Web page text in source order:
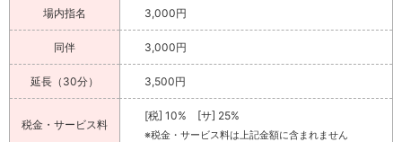
場内指名 3,000円
同伴 3,000円
延長（30分） 3,500円
税金・サービス料
[税] 10% [サ] 25%
※税金・サービス料は上記金額に含まれません